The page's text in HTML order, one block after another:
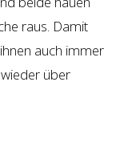
raus. Damit
auch immer
über